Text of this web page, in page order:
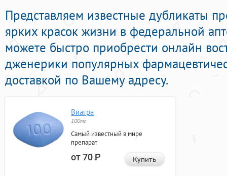
Представляем известные дубликаты
ярких красок жизни в федеральной
можете быстро приобрести онлайн
дженерики популярных
доставкой по Вашему адресу.
Виагра
100мг
Самый известный в мире
препарат
от 70Р Купить